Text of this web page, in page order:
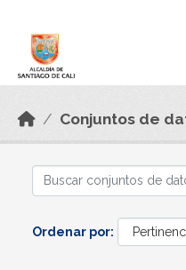
Conjuntos de
Ordenar por